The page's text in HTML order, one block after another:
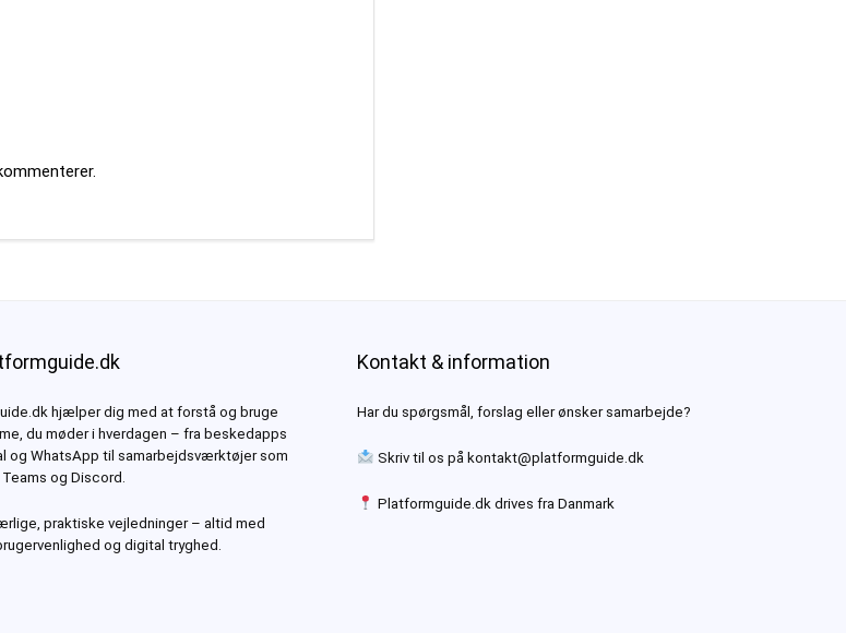
hjælper dig med at forstå og bruge
du møder i hverdagen – fra beskedapps
og WhatsApp til samarbejdsværktøjer som
og Discord.
praktiske vejledninger – altid med
og digital tryghed.
Kontakt & information
Har du spørgsmål, forslag eller ønsker samarbejde?
Skriv til os på kontakt@platformguide.dk
Platformguide.dk drives fra Danmark